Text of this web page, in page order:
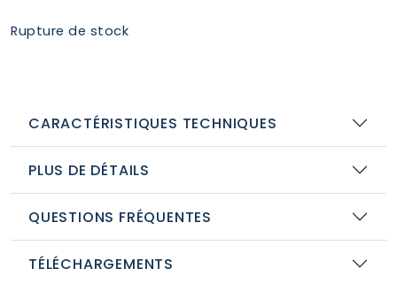
Rupture de stock
CARACTÉRISTIQUES TECHNIQUES
PLUS DE DÉTAILS
QUESTIONS FRÉQUENTES
TÉLÉCHARGEMENTS